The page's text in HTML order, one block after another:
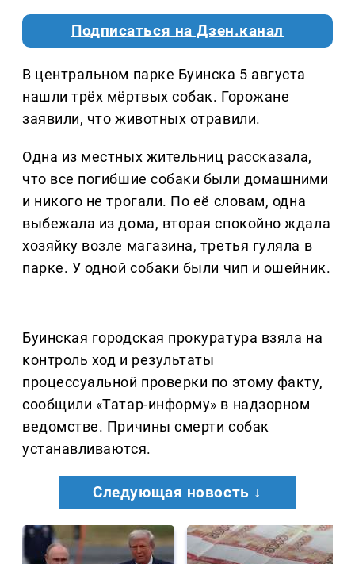
Подписаться на Дзен.канал
В центральном парке Буинска 5 августа
нашли трёх мёртвых собак. Горожане
заявили, что животных отравили.
Одна из местных жительниц рассказала,
что все погибшие собаки были домашними
и никого не трогали. По её словам, одна
выбежала из дома, вторая спокойно ждала
хозяйку возле магазина, третья гуляла в
парке. У одной собаки были чип и ошейник.
Буинская городская прокуратура взяла на
контроль ход и результаты
процессуальной проверки по этому факту,
сообщили «Татар-информу» в надзорном
ведомстве. Причины смерти собак
устанавливаются.
Следующая новость ↓